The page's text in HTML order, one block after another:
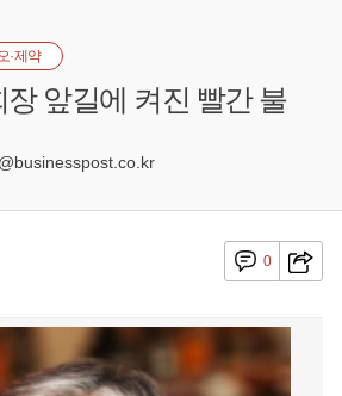
·제약
앞길에 켜진 빨간 불
0